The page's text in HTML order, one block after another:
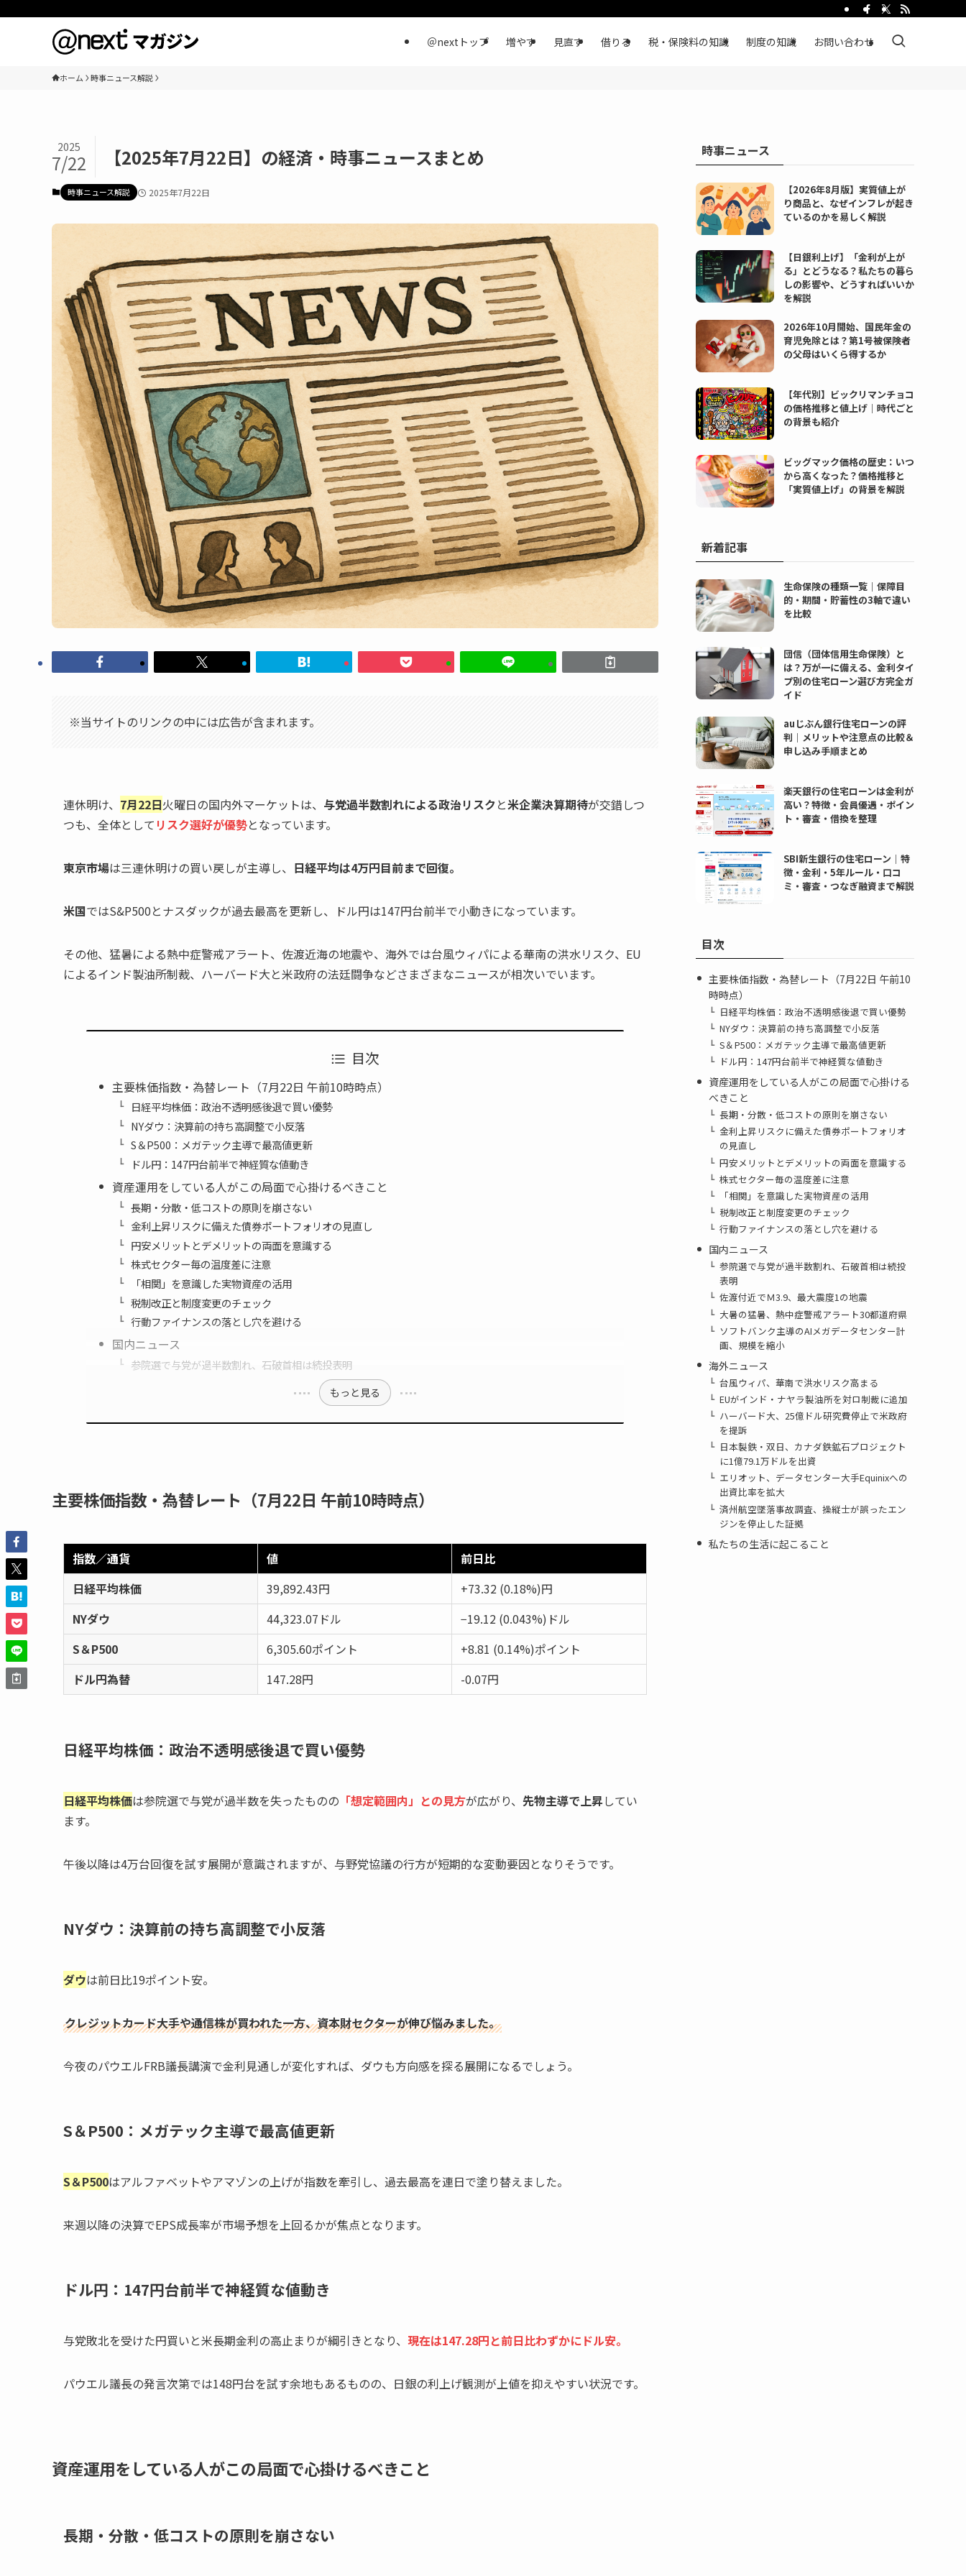
＠nextトップ 増やす 見直す 借りる 税・保険料の知識 制度の知識 お問い合わせ
ホーム 時事ニュース解説
【2025年7月22日】の経済・時事ニュースまとめ
2025
7/22
時事ニュース解説 2025年7月22日
※当サイトのリンクの中には広告が含まれます。
連休明け、 7月22日火曜日の国内外マーケットは、 与党過半数割れによる政治リスクと米企業決算期待が交錯しつ
つも、全体として リスク選好が優勢となっています。
東京市場は三連休明けの買い戻しが主導し、 日経平均は4万円目前まで回復。
米国ではS&P500とナスダックが過去最高を更新し、ドル円は147円台前半で小動きになっています。
その他、猛暑による熱中症警戒アラート、佐渡近海の地震や、海外では台風ウィパによる華南の洪水リスク、EU
によるインド製油所制裁、ハーバード大と米政府の法廷闘争などさまざまなニュースが相次いでいます。
目次
主要株価指数・為替レート（7月22日 午前10時時点）
日経平均株価：政治不透明感後退で買い優勢
NYダウ：決算前の持ち高調整で小反落
S＆P500：メガテック主導で最高値更新
ドル円：147円台前半で神経質な値動き
資産運用をしている人がこの局面で心掛けるべきこと
長期・分散・低コストの原則を崩さない
金利上昇リスクに備えた債券ポートフォリオの見直し
円安メリットとデメリットの両面を意識する
株式セクター毎の温度差に注意
「相関」を意識した実物資産の活用
税制改正と制度変更のチェック
行動ファイナンスの落とし穴を避ける
国内ニュース
参院選で与党が過半数割れ、石破首相は続投表明
もっと見る
主要株価指数・為替レート（7月22日 午前10時時点）
指数／通貨 値
前日比
日経平均株価
39,892.43円
+73.32 (0.18%)円
NYダウ
44,323.07ドル
−19.12 (0.043%)ドル
S＆P500
6,305.60ポイント
+8.81 (0.14%)ポイント
ドル円為替
147.28円 -0.07円
日経平均株価：政治不透明感後退で買い優勢
日経平均株価は参院選で与党が過半数を失ったものの 「想定範囲内」との見方が広がり、 先物主導で上昇してい
ます。
午後以降は4万台回復を試す展開が意識されますが、与野党協議の行方が短期的な変動要因となりそうです。
NYダウ：決算前の持ち高調整で小反落
ダウは前日比19ポイント安。
クレジットカード大手や通信株が買われた一方、資本財セクターが伸び悩みました。
今夜のパウエルFRB議長講演で金利見通しが変化すれば、ダウも方向感を探る展開になるでしょう。
S＆P500：メガテック主導で最高値更新
S＆P500はアルファベットやアマゾンの上げが指数を牽引し、過去最高を連日で塗り替えました。
来週以降の決算でEPS成長率が市場予想を上回るかが焦点となります。
ドル円：147円台前半で神経質な値動き
与党敗北を受けた円買いと米長期金利の高止まりが綱引きとなり、 現在は147.28円と前日比わずかにドル安。
パウエル議長の発言次第では148円台を試す余地もあるものの、日銀の利上げ観測が上値を抑えやすい状況です。
資産運用をしている人がこの局面で心掛けるべきこと
長期・分散・低コストの原則を崩さない
時事ニュース
【2026年8月版】実質値上が
り商品と、なぜインフレが起き
ているのかを易しく解説
【日銀利上げ】「金利が上が
る」とどうなる？私たちの暮ら
しの影響や、どうすればいいか
を解説
2026年10月開始、国民年金の
育児免除とは？第1号被保険者
の父母はいくら得するか
【年代別】ビックリマンチョコ
の価格推移と値上げ｜時代ごと
の背景も紹介
ビッグマック価格の歴史：いつ
から高くなった？価格推移と
「実質値上げ」の背景を解説
新着記事
生命保険の種類一覧｜保障目
的・期間・貯蓄性の3軸で違い
を比較
団信（団体信用生命保険）と
は？万が一に備える、金利タイ
プ別の住宅ローン選び方完全ガ
イド
auじぶん銀行住宅ローンの評
判｜メリットや注意点の比較＆
申し込み手順まとめ
楽天銀行の住宅ローンは金利が
高い？特徴・会員優遇・ポイン
ト・審査・借換を整理
SBI新生銀行の住宅ローン｜特
徴・金利・5年ルール・口コ
ミ・審査・つなぎ融資まで解説
目次
主要株価指数・為替レート（7月22日 午前10
時時点）
日経平均株価：政治不透明感後退で買い優勢
NYダウ：決算前の持ち高調整で小反落
S＆P500：メガテック主導で最高値更新
ドル円：147円台前半で神経質な値動き
資産運用をしている人がこの局面で心掛ける
べきこと
長期・分散・低コストの原則を崩さない
金利上昇リスクに備えた債券ポートフォリオ
の見直し
円安メリットとデメリットの両面を意識する
株式セクター毎の温度差に注意
「相関」を意識した実物資産の活用
税制改正と制度変更のチェック
行動ファイナンスの落とし穴を避ける
国内ニュース
参院選で与党が過半数割れ、石破首相は続投
表明
佐渡付近でＭ3.9、最大震度1の地震
大暑の猛暑、熱中症警戒アラート30都道府県
ソフトバンク主導のAIメガデータセンター計
画、規模を縮小
海外ニュース
台風ウィパ、華南で洪水リスク高まる
EUがインド・ナヤラ製油所を対ロ制裁に追加
ハーバード大、25億ドル研究費停止で米政府
を提訴
日本製鉄・双日、カナダ鉄鉱石プロジェクト
に1億79.1万ドルを出資
エリオット、データセンター大手Equinixへの
出資比率を拡大
済州航空墜落事故調査、操縦士が誤ったエン
ジンを停止した証拠
私たちの生活に起こること